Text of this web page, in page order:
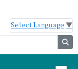
Select Language ▼